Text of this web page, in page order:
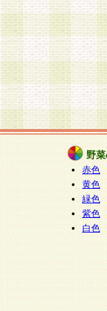
野
赤色
黄色
緑色
紫色
白色